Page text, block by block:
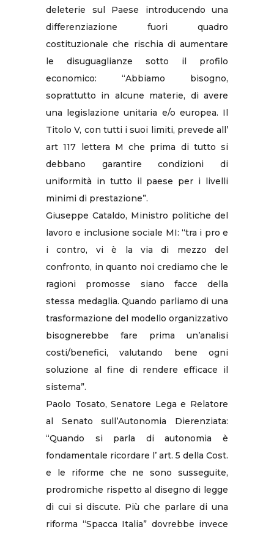
deleterie sul Paese introducendo una
differenziazione fuori quadro
costituzionale che rischia di aumentare
le disuguaglianze sotto il profilo
economico: “Abbiamo bisogno,
soprattutto in alcune materie, di avere
una legislazione unitaria e/o europea. Il
Titolo V, con tutti i suoi limiti, prevede all’
art 117 lettera M che prima di tutto si
debbano garantire condizioni di
uniformità in tutto il paese per i livelli
minimi di prestazione”.
Giuseppe Cataldo, Ministro politiche del
lavoro e inclusione sociale MI: “tra i pro e
i contro, vi è la via di mezzo del
confronto, in quanto noi crediamo che le
ragioni promosse siano facce della
stessa medaglia. Quando parliamo di una
trasformazione del modello organizzativo
bisognerebbe fare prima un’analisi
costi/benefici, valutando bene ogni
soluzione al fine di rendere efficace il
sistema”.
Paolo Tosato, Senatore Lega e Relatore
al Senato sull’Autonomia Dierenziata:
“Quando si parla di autonomia è
fondamentale ricordare l’ art. 5 della Cost.
e le riforme che ne sono susseguite,
prodromiche rispetto al disegno di legge
di cui si discute. Più che parlare di una
riforma “Spacca Italia” dovrebbe invece